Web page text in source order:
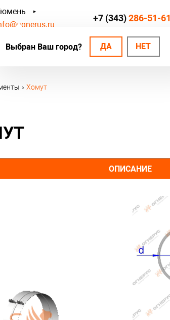
Выбран Ваш город? ДА НЕТ
+7 (343)286-51-61
Наши объекты Контакты
› Хомут
ОПИСАНИЕ